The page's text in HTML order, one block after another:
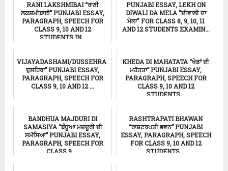
RANI LAKSHMIBAI “ਰਾਣੀ
ਲਕਸ਼ਮੀਬਾਈ” PUNJABI ESSAY,
PARAGRAPH, SPEECH FOR
CLASS 9, 10 AND 12
STUDENTS IN...
PUNJABI ESSAY, LEKH ON
DIWALI DA MELA "ਦੀਵਾਲੀ ਦਾ
ਮੇਲਾ" FOR CLASS 8, 9, 10, 11
AND 12 STUDENTS EXAMIN...
VIJAYADASHAMI/DUSSEHRA “ਵਿਜਯਾਦਸ਼ਮੀ/
ਦੁਸਹਿਰਾ” PUNJABI ESSAY,
PARAGRAPH, SPEECH FOR
CLASS 9, 10 AND 12 ...
KHEDA DI MAHATATA “ਖੇਡਾਂ ਦੀ
ਮਹੱਤਤਾ” PUNJABI ESSAY,
PARAGRAPH, SPEECH FOR
CLASS 9, 10 AND 12
STUDENTS...
BANDHUA MAJDURI DI
SAMASIYA “ਬੰਧੂਆ ਮਜ਼ਦੂਰੀ ਦੀ
ਸਮੱਸਿਆ” PUNJABI ESSAY,
PARAGRAPH, SPEECH FOR
CLASS 9, ...
RASHTRAPATI BHAWAN
“ਰਾਸ਼ਟਰਪਤੀ ਭਵਨ” PUNJABI
ESSAY, PARAGRAPH, SPEECH
FOR CLASS 9, 10 AND 12
STUDENTS ...